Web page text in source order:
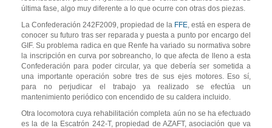
última fase, algo muy diferente a lo que ocurre con otras dos piezas.
La Confederación 242F2009, propiedad de la FFE, está en espera de
conocer su futuro tras ser reparada y puesta a punto por encargo del
GIF. Su problema radica en que Renfe ha variado su normativa sobre
la inscripción en curva por sobreancho, lo que afecta de lleno a esta
Confederación para poder circular, ya que debería ser sometida a
una importante operación sobre tres de sus ejes motores. Eso sí,
para no perjudicar el trabajo ya realizado se efectúa un
mantenimiento periódico con encendido de su caldera incluido.
Otra locomotora cuya rehabilitación completa aún no se ha efectuado
es la de la Escatrón 242-T, propiedad de AZAFT, asociación que va